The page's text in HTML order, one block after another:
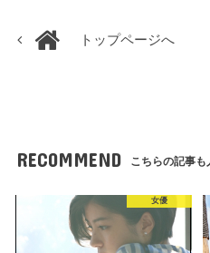
トップページへ
RECOMMEND こちらの記事も
女優